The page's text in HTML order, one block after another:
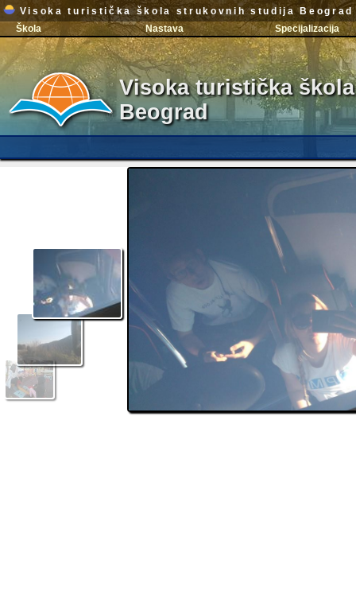
Visoka turistička škola strukovnih studija Beograd
Škola
Nastava Specijalizacija
Visoka turistička
Beograd